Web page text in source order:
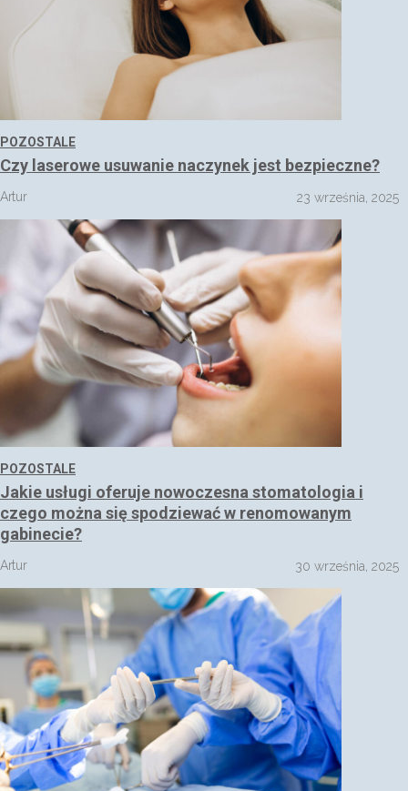
POZOSTALE
Czy laserowe usuwanie naczynek jest bezpieczne?
Artur 23 września, 2025
POZOSTALE
Jakie usługi oferuje nowoczesna stomatologia i
czego można się spodziewać w renomowanym
gabinecie?
Artur 30 września, 2025